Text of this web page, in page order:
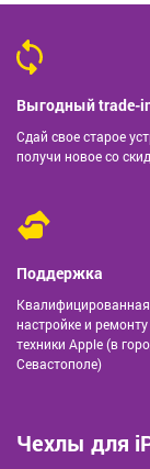
Выгодный trade-
Сдай свое старое
получи новое со
Поддержка
настройке и
техники Apple (в
Севастополе)
Чехлы для